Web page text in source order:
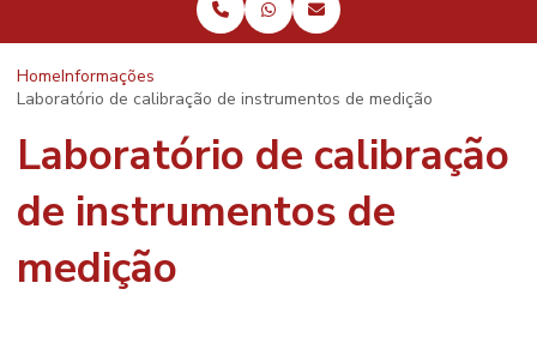
HomeInformações
Laboratório de calibração de instrumentos de medição
Laboratório de calibração
de instrumentos de
medição